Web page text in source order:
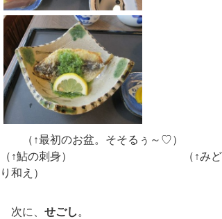
（↑最初のお盆。そそるぅ～♡）
（↑鮎の刺身） （↑みど
り和え）
次に、 せごし 。